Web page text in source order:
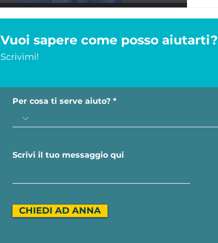
Vuoi sapere come posso aiutarti?
Scrivimi!
Per cosa ti serve aiuto?
CHIEDI AD ANNA